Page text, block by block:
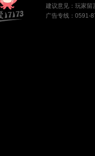
建议意见： 玩家留
广告专线：